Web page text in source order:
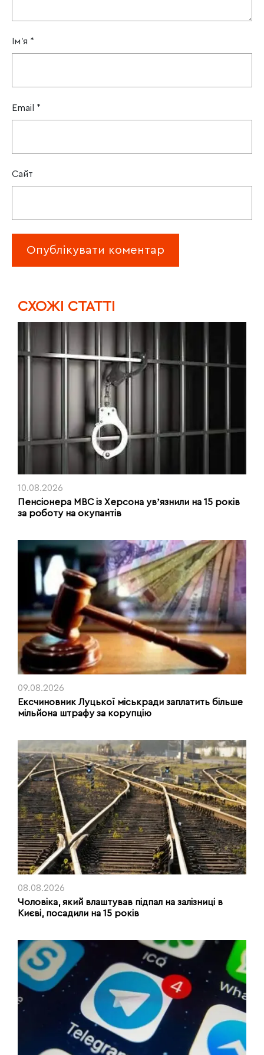
Ім'я *
Email *
Сайт
CХОЖІ СТАТТІ
10.08.2026
Пенсіонера МВС із Херсона увʼязнили на 15 років
за роботу на окупантів
09.08.2026
Ексчиновник Луцької міськради заплатить більше
мільйона штрафу за корупцію
08.08.2026
Чоловіка, який влаштував підпал на залізниці в
Києві, посадили на 15 років